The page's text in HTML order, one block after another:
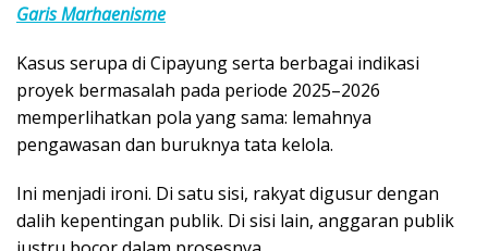
Garis Marhaenisme
Kasus serupa di Cipayung serta berbagai indikasi
proyek bermasalah pada periode 2025–2026
memperlihatkan pola yang sama: lemahnya
pengawasan dan buruknya tata kelola.
Ini menjadi ironi. Di satu sisi, rakyat digusur dengan
dalih kepentingan publik. Di sisi lain, anggaran publik